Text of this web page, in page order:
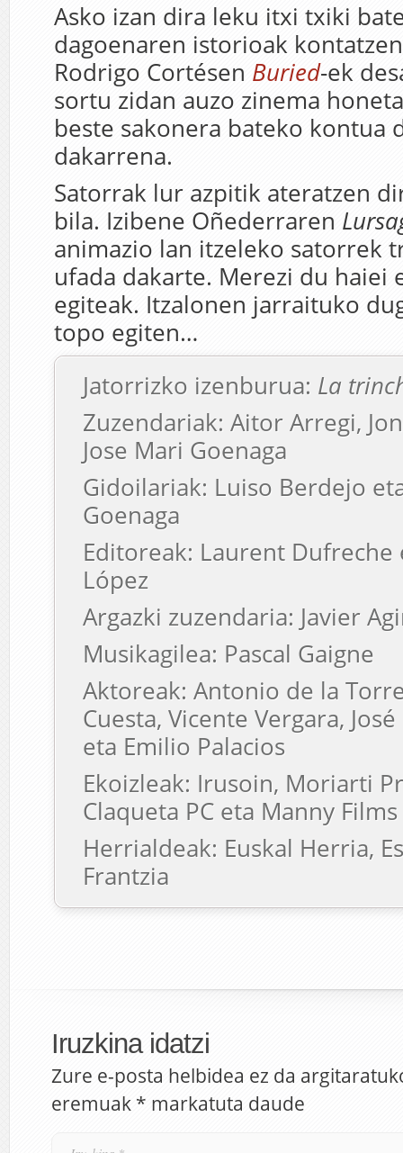
Asko izan dira leku itxi txiki
dagoenaren istorioak
Rodrigo Cortésen Buried-ek
sortu zidan auzo zinema
beste sakonera bateko kontua
dakarrena.
Satorrak lur azpitik ateratzen
bila. Izibene Oñederraren
animazio lan itzeleko satorrek
ufada dakarte. Merezi du haiei
egiteak. Itzalonen jarraituko
topo egiten…
Jatorrizko izenburua: La
Zuzendariak: Aitor Arregi,
Jose Mari Goenaga
Gidoilariak: Luiso Berdejo
Goenaga
Editoreak: Laurent Dufreche
López
Argazki zuzendaria: Javier
Musikagilea: Pascal Gaigne
Aktoreak: Antonio de la
Cuesta, Vicente Vergara,
eta Emilio Palacios
Ekoizleak: Irusoin, Moriarti
Claqueta PC eta Manny Films
Herrialdeak: Euskal Herria,
Frantzia
Iruzkina idatzi
Zure e-posta helbidea ez da
eremuak * markatuta daude